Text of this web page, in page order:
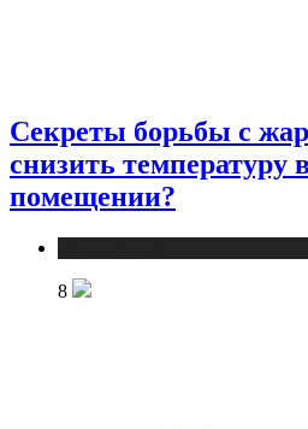
Секреты борьбы с
снизить температуру
помещении?
8